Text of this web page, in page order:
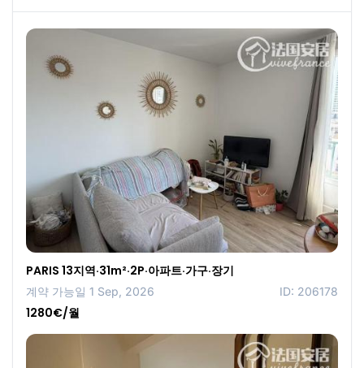
PARIS 13지역·31m²·2P·아파트·가구·장기
계약 가능일 1 Sep, 2026 ID: 206178
1280€/월